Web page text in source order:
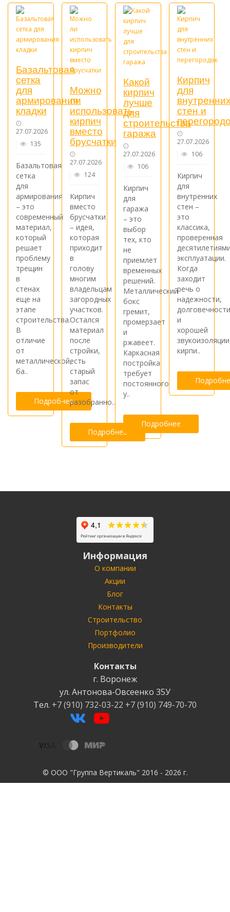
Базальтовая
сетка
для
армирования
кладки
27.07.2026
135
Базальтовая
сетка
для
армирования
– это
современный
материал,
который
решает
проблему
трещин
в
стенах
еще на
этапе
строительства.
В
отличие
от
металлической,
ба..
Подробнее
Можно
ли
использовать
кирпич
вместо
брусчатки
27.07.2026
124
Кирпич
вместо
брусчатки
– идея,
которая
приходит
в
голову
многим
владельцам
загородных
участков.
Остался
материал
после
стройки,
есть
старый
запас
от
разобранно..
Подробнее
Какой
кирпич
лучше
для
строительства
гаража
27.07.2026
106
Кирпич
для
гаража
– это
выбор
тех, кто
не
приемлет
временных
решений.
Металлический
бокс
гремит,
промерзает
и
ржавеет.
Каркасная
постройка
требует
постоянного
у..
Подробнее
Кирпич
для
стен и
27.07.2026
106
Кирпич
для
внутренних
стен –
это
классика,
проверенная
эксплуатации.
Когда
заходит
речь о
надежности,
долговечности
и
хорошей
кирпи..
Информация
О компании
Акции
Блог
Контакты
Строительство
Портфолио
Производители
Контакты
г. Воронеж
ул. Антонова-Овсеенко 35У
Тел. +7 (910) 732-03-22 +7 (910) 749-70-70
© ООО "Группа Вертикаль" 2016 - 2026 г.